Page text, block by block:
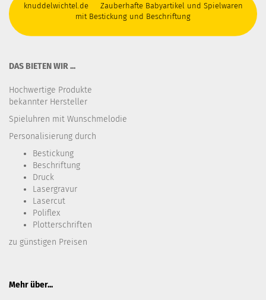
knuddelwichtel.de Zauberhafte Babyartikel und Spielwaren
mit Bestickung und Beschriftung
DAS BIETEN WIR ...
Hochwertige Produkte
bekannter Hersteller
Spieluhren mit Wunschmelodie
Personalisierung durch
Bestickung​
Beschriftung
Druck
Lasergravur
Lasercut
Poliflex
Plotterschriften
zu günstigen Preisen
Mehr über...